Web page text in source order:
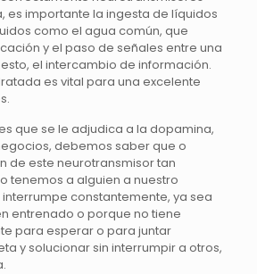
es importante la ingesta de líquidos
como el agua común, que
y el paso de señales entre una
el intercambio de información.
es vital para una excelente
que se le adjudica a la dopamina,
debemos saber que o
de este neurotransmisor tan
tenemos a alguien a nuestro
constantemente, ya sea
entrenado o porque no tiene
para esperar o para juntar
y solucionar sin interrumpir a otros,